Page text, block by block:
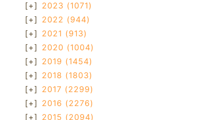
[+] 2023 (1071)
[+] 2022 (944)
[+] 2021 (913)
[+] 2020 (1004)
[+] 2019 (1454)
[+] 2018 (1803)
[+] 2017 (2299)
[+] 2016 (2276)
[+] 2015 (2094)